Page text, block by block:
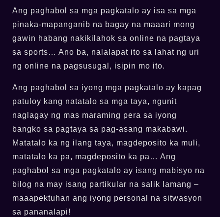
Ang paghabol sa mga pagkatalo ay isa sa mga
pinaka-mapanganib na bagay na maaari mong
gawin habang nakikilahok sa online na pagtaya
sa sports… Ano ba, nalalapat ito sa lahat ng uri
ng online na pagsusugal, isipin mo ito.
Ang paghabol sa iyong mga pagkatalo ay kapag
patuloy kang natatalo sa mga taya, ngunit
naglagay ng mas maraming pera sa iyong
bangko sa pagtaya sa pag-asang makabawi.
Matatalo ka ng ilang taya, magdeposito ka muli,
matatalo ka pa, magdeposito ka pa… Ang
paghabol sa mga pagkatalo ay isang mabisyo na
bilog na may isang partikular na salik lamang –
maaapektuhan ang iyong personal na sitwasyon
sa pananalapi!